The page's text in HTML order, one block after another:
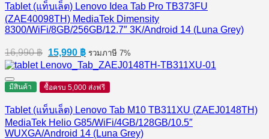
Tablet (แท็บเล็ต) Lenovo Idea Tab Pro TB373FU
(ZAE40098TH) MediaTek Dimensity
8300/WiFi/8GB/256GB/12.7″ 3K/Android 14 (Luna Grey)
16,990฿ Original
price
was:
16,990 ฿.
15,990 ฿Current
price
is:
15,990 ฿.
รวมภาษี 7%
มีสินค้า ซื้อครบ 5,000 ส่งฟรี
Tablet (แท็บเล็ต) Lenovo Tab M10 TB311XU (ZAEJ0148TH)
MediaTek Helio G85/WiFi/4GB/128GB/10.5″
WUXGA/Android 14 (Luna Grey)